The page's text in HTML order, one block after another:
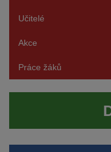
Učitelé
Akce
Práce žáků